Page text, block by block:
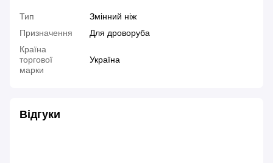
Тип
Змінний ніж
Призначення
Для дроворуба
Країна
торгової
марки
Україна
Відгуки